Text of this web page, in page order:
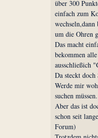
über 300
einfach zum
um die Ohren
Das macht
bekommen
ausschließich
Da steckt
Werde mir
suchen müssen.
Aber das ist
schon seit
Forum)